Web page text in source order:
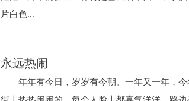
片白色...
永远热闹
年年有今日，岁岁有今朝。一年又一年，